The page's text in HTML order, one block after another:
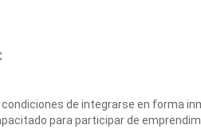
condiciones de integrarse en forma
para participar de